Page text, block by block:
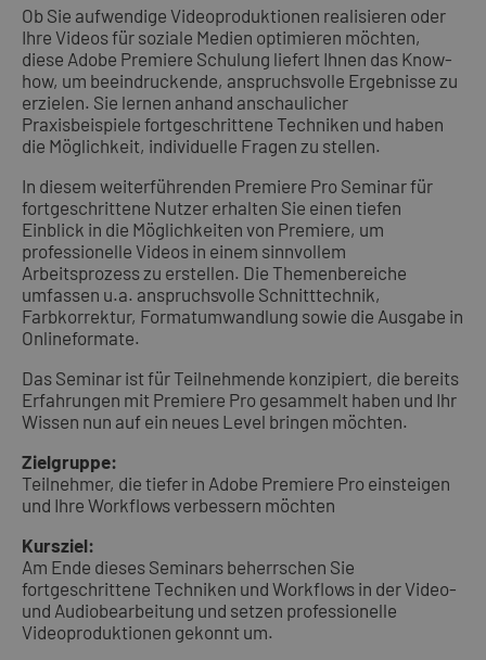
Ob Sie aufwendige Videoproduktionen realisieren oder
Ihre Videos für soziale Medien optimieren möchten,
diese Adobe Premiere Schulung liefert Ihnen das Know-
how, um beeindruckende, anspruchsvolle Ergebnisse zu
erzielen. Sie lernen anhand anschaulicher
Praxisbeispiele fortgeschrittene Techniken und haben
die Möglichkeit, individuelle Fragen zu stellen.
In diesem weiterführenden Premiere Pro Seminar für
fortgeschrittene Nutzer erhalten Sie einen tiefen
Einblick in die Möglichkeiten von Premiere, um
professionelle Videos in einem sinnvollem
Arbeitsprozess zu erstellen. Die Themenbereiche
umfassen u.a. anspruchsvolle Schnitttechnik,
Farbkorrektur, Formatumwandlung sowie die Ausgabe in
Onlineformate.
Das Seminar ist für Teilnehmende konzipiert, die bereits
Erfahrungen mit Premiere Pro gesammelt haben und Ihr
Wissen nun auf ein neues Level bringen möchten.
Zielgruppe:
Teilnehmer, die tiefer in Adobe Premiere Pro einsteigen
und Ihre Workflows verbessern möchten
Kursziel:
Am Ende dieses Seminars beherrschen Sie
fortgeschrittene Techniken und Workflows in der Video-
und Audiobearbeitung und setzen professionelle
Videoproduktionen gekonnt um.